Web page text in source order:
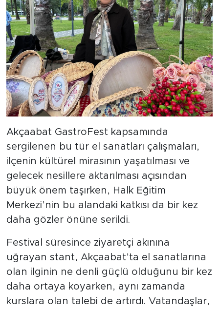
Akçaabat GastroFest kapsamında
sergilenen bu tür el sanatları çalışmaları,
ilçenin kültürel mirasının yaşatılması ve
gelecek nesillere aktarılması açısından
büyük önem taşırken, Halk Eğitim
Merkezi’nin bu alandaki katkısı da bir kez
daha gözler önüne serildi.
Festival süresince ziyaretçi akınına
uğrayan stant, Akçaabat’ta el sanatlarına
olan ilginin ne denli güçlü olduğunu bir kez
daha ortaya koyarken, aynı zamanda
kurslara olan talebi de artırdı. Vatandaşlar,